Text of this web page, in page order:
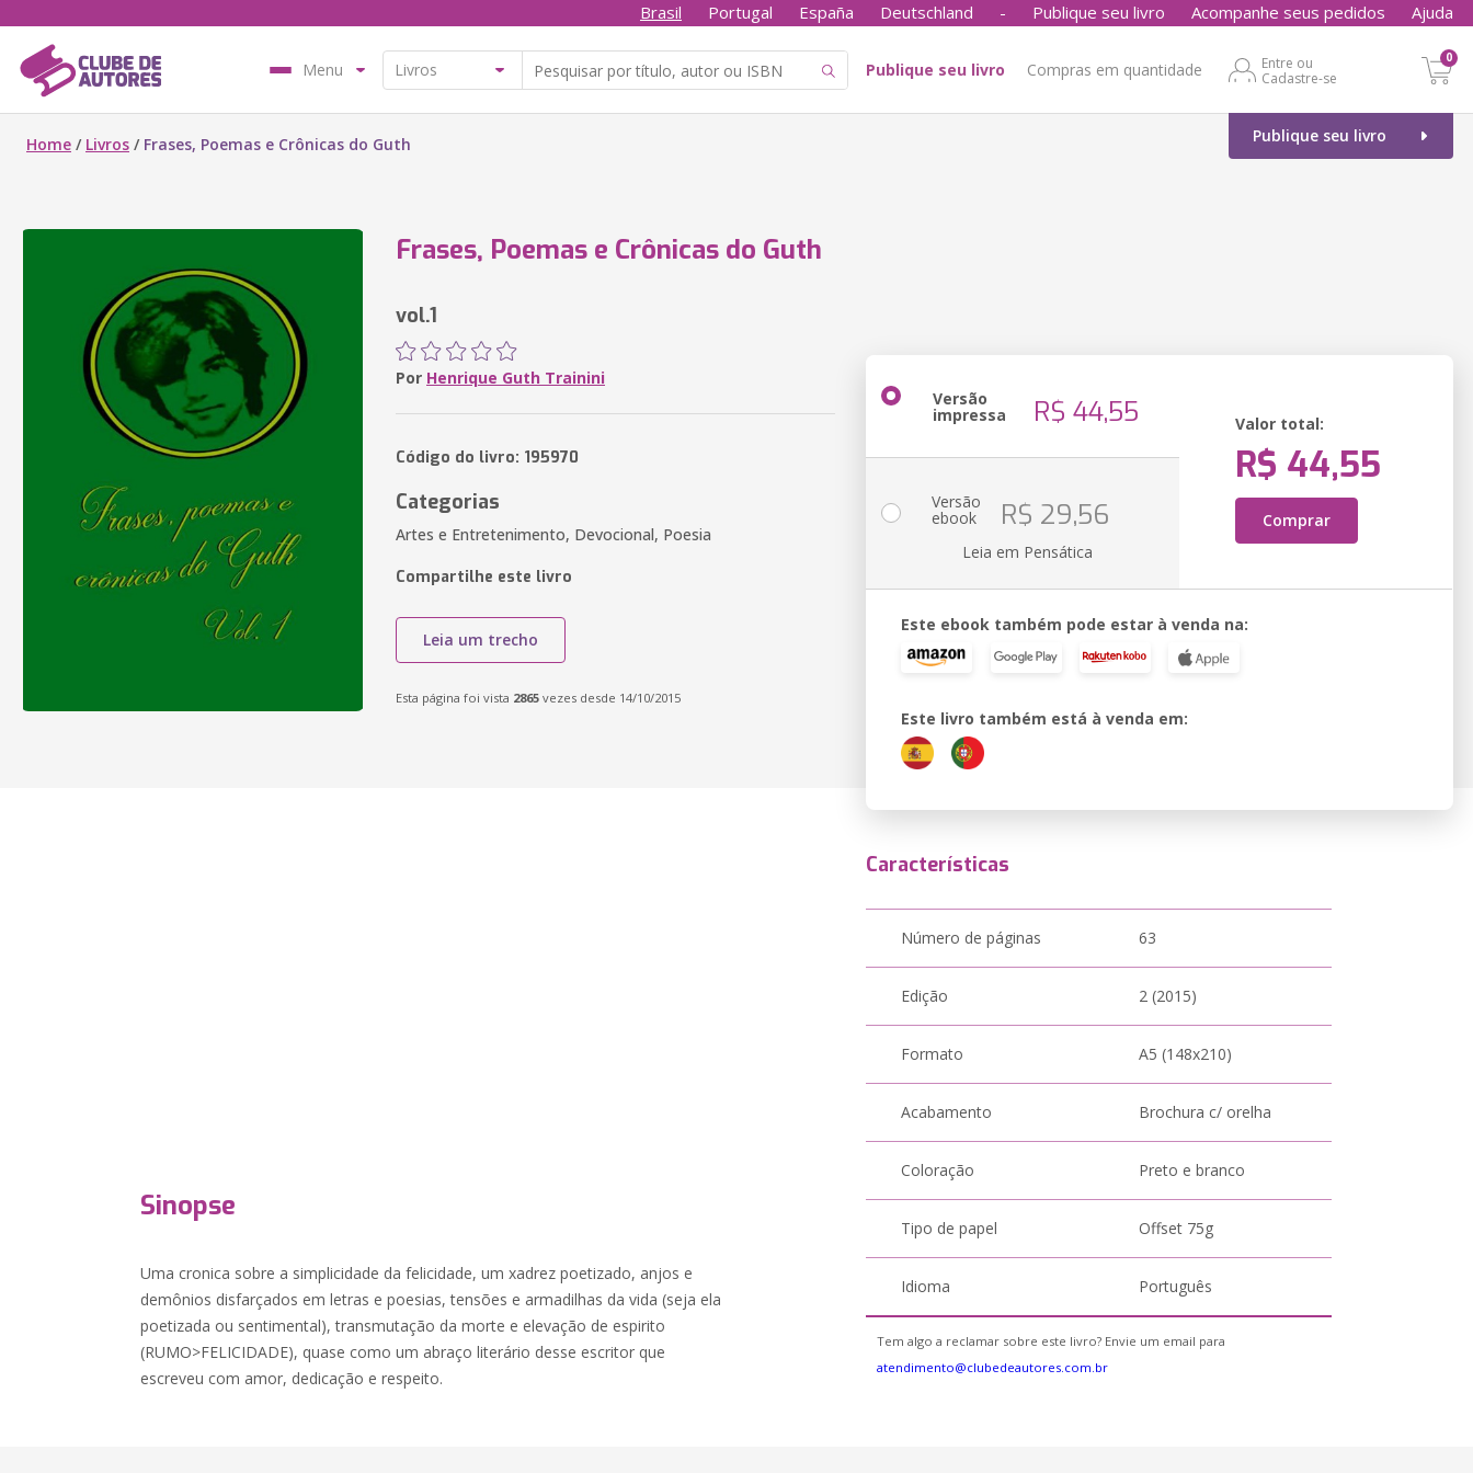
Brasil Portugal España Deutschland - Publique seu livro Acompanhe seus pedidos Ajuda
Menu Publique seu livro Compras em quantidade
Entre ou
Cadastre-se
0
Publique seu livro
Home / Livros / Frases, Poemas e Crônicas do Guth
Frases, Poemas e Crônicas do Guth
vol.1
Por Henrique Guth Trainini
Código do livro: 195970
Categorias
Artes e Entretenimento, Devocional, Poesia
Compartilhe este livro
Leia um trecho
Esta página foi vista 2865 vezes desde 14/10/2015
Versão
impressa R$ 44,55 Valor total:
R$ 44,55
Comprar
Versão
ebook R$ 29,56
Leia em Pensática
Este ebook também pode estar à venda na:
Este livro também está à venda em:
Sinopse
Uma cronica sobre a simplicidade da felicidade, um xadrez poetizado, anjos e
demônios disfarçados em letras e poesias, tensões e armadilhas da vida (seja ela
poetizada ou sentimental), transmutação da morte e elevação de espirito
(RUMO>FELICIDADE), quase como um abraço literário desse escritor que
escreveu com amor, dedicação e respeito.
Características
Número de páginas 63
Edição 2 (2015)
Formato A5 (148x210)
Acabamento Brochura c/ orelha
Coloração Preto e branco
Tipo de papel Offset 75g
Idioma Português
Tem algo a reclamar sobre este livro? Envie um email para
atendimento@clubedeautores.com.br